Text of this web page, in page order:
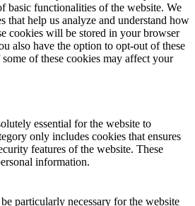
basic functionalities of the website. We
that help us analyze and understand how
cookies will be stored in your browser
also have the option to opt-out of these
of these cookies may affect your
essential for the website to
only includes cookies that ensures
features of the website. These
information.
particularly necessary for the website